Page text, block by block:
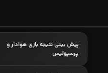
پیش بینی نتیجه بازی هوادار و
پرسپولیس